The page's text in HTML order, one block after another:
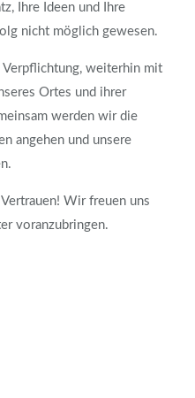
Ihre Ideen und Ihre
nicht möglich gewesen.
weiterhin mit
Ortes und ihrer
werden wir die
angehen und unsere
Wir freuen uns
voranzubringen.